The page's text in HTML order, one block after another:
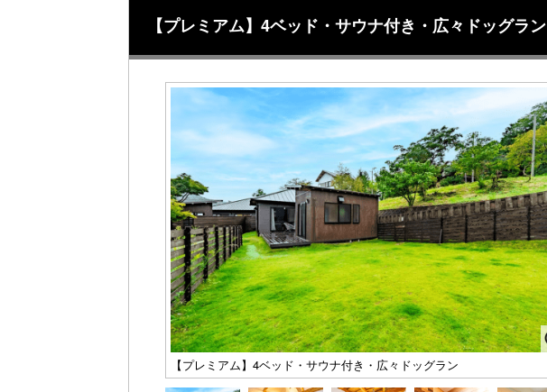
【プレミアム】4ベッド・サウナ付き・広々ドッグラン
【プレミアム】4ベッド・サウナ付き・広々ドッグラン